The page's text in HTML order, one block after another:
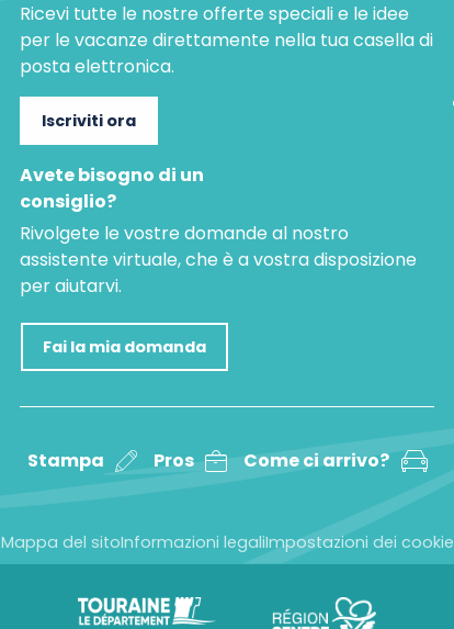
Ricevi tutte le nostre offerte speciali e le idee
per le vacanze direttamente nella tua casella di
posta elettronica.
Iscriviti ora
Avete bisogno di un
consiglio?
Rivolgete le vostre domande al nostro
assistente virtuale, che è a vostra disposizione
per aiutarvi.
Fai la mia domanda
Stampa Pros Come ci arrivo?
Mappa del sitoInformazioni legaliImpostazioni dei cookie